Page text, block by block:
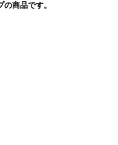
商品です。